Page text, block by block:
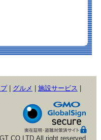
|グルメ|施設サービス|
CO,LTD.All right reserved.